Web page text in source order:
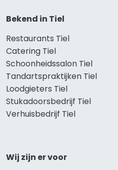
Bekend in Tiel
Restaurants Tiel
Catering Tiel
Schoonheidssalon Tiel
Tandartspraktijken Tiel
Loodgieters Tiel
Stukadoorsbedrijf Tiel
Verhuisbedrijf Tiel
Wij zijn er voor